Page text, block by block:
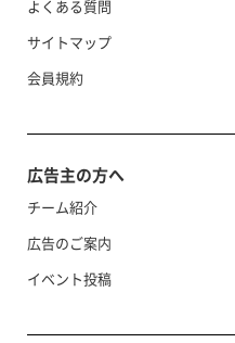
よくある質問
サイトマップ
会員規約
広告主の方へ
チーム紹介
広告のご案内
イベント投稿